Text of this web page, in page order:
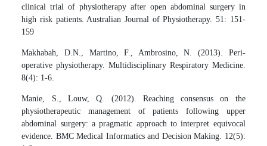
clinical trial of physiotherapy after open abdominal surgery in
high risk patients. Australian Journal of Physiotherapy. 51: 151-
159
Makhabah, D.N., Martino, F., Ambrosino, N. (2013). Peri-
operative physiotherapy. Multidisciplinary Respiratory Medicine.
8(4): 1-6.
Manie, S., Louw, Q. (2012). Reaching consensus on the
physiotherapeutic management of patients following upper
abdominal surgery: a pragmatic approach to interpret equivocal
evidence. BMC Medical Informatics and Decision Making. 12(5):